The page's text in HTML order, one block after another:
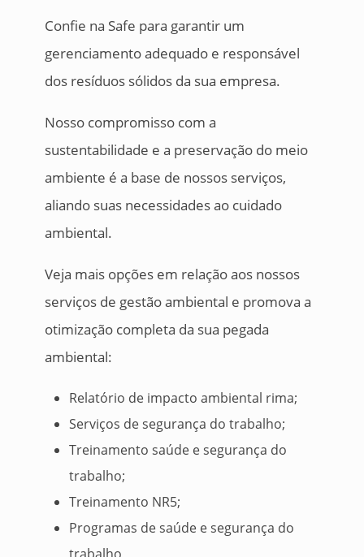
Confie na Safe para garantir um
gerenciamento adequado e responsável
dos resíduos sólidos da sua empresa.
Nosso compromisso com a
sustentabilidade e a preservação do meio
ambiente é a base de nossos serviços,
aliando suas necessidades ao cuidado
ambiental.
Veja mais opções em relação aos nossos
serviços de gestão ambiental e promova a
otimização completa da sua pegada
ambiental:
Relatório de impacto ambiental rima;
Serviços de segurança do trabalho;
Treinamento saúde e segurança do
trabalho;
Treinamento NR5;
Programas de saúde e segurança do